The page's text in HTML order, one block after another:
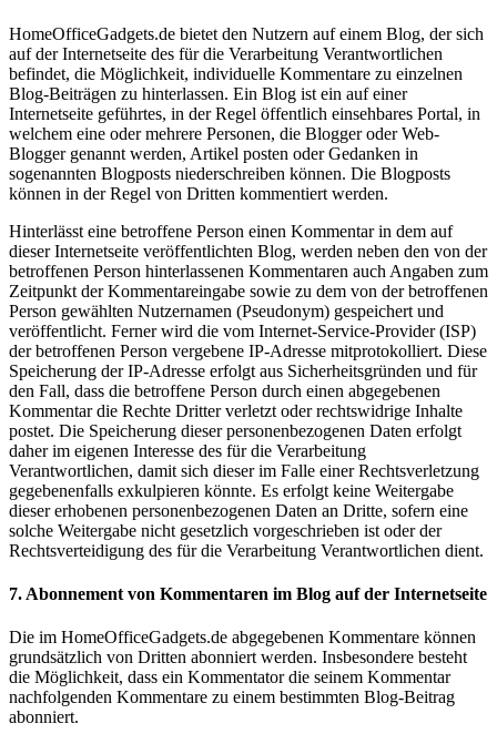
HomeOfficeGadgets.de bietet den Nutzern auf einem Blog, der sich
auf der Internetseite des für die Verarbeitung Verantwortlichen
befindet, die Möglichkeit, individuelle Kommentare zu einzelnen
Blog-Beiträgen zu hinterlassen. Ein Blog ist ein auf einer
Internetseite geführtes, in der Regel öffentlich einsehbares Portal, in
welchem eine oder mehrere Personen, die Blogger oder Web-
Blogger genannt werden, Artikel posten oder Gedanken in
sogenannten Blogposts niederschreiben können. Die Blogposts
können in der Regel von Dritten kommentiert werden.
Hinterlässt eine betroffene Person einen Kommentar in dem auf
dieser Internetseite veröffentlichten Blog, werden neben den von der
betroffenen Person hinterlassenen Kommentaren auch Angaben zum
Zeitpunkt der Kommentareingabe sowie zu dem von der betroffenen
Person gewählten Nutzernamen (Pseudonym) gespeichert und
veröffentlicht. Ferner wird die vom Internet-Service-Provider (ISP)
der betroffenen Person vergebene IP-Adresse mitprotokolliert. Diese
Speicherung der IP-Adresse erfolgt aus Sicherheitsgründen und für
den Fall, dass die betroffene Person durch einen abgegebenen
Kommentar die Rechte Dritter verletzt oder rechtswidrige Inhalte
postet. Die Speicherung dieser personenbezogenen Daten erfolgt
daher im eigenen Interesse des für die Verarbeitung
Verantwortlichen, damit sich dieser im Falle einer Rechtsverletzung
gegebenenfalls exkulpieren könnte. Es erfolgt keine Weitergabe
dieser erhobenen personenbezogenen Daten an Dritte, sofern eine
solche Weitergabe nicht gesetzlich vorgeschrieben ist oder der
Rechtsverteidigung des für die Verarbeitung Verantwortlichen dient.
7. Abonnement von Kommentaren im Blog auf der Internetseite
Die im HomeOfficeGadgets.de abgegebenen Kommentare können
grundsätzlich von Dritten abonniert werden. Insbesondere besteht
die Möglichkeit, dass ein Kommentator die seinem Kommentar
nachfolgenden Kommentare zu einem bestimmten Blog-Beitrag
abonniert.